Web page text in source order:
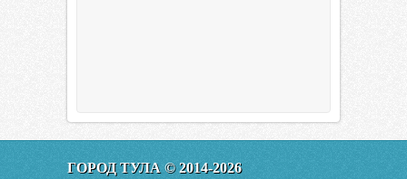
00:20:11
Эфир от 11.01.2016 (19.35) Тула
ГОРОД ТУЛА © 2014-2026